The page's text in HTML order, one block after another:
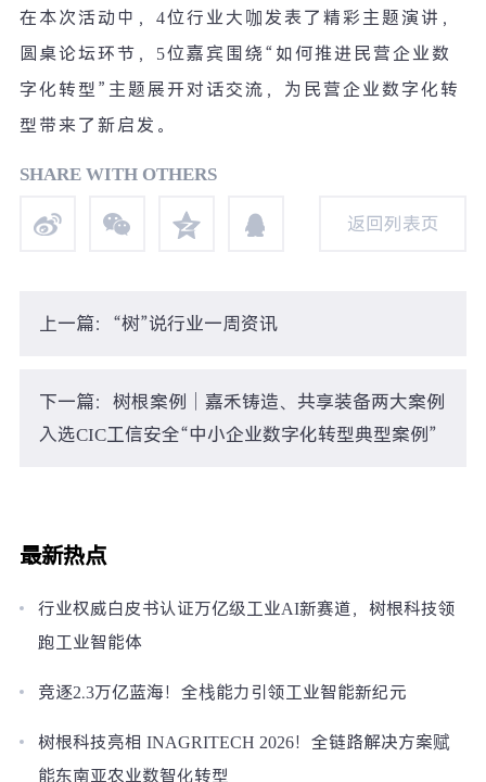
在本次活动中， 4位行业大咖发表了精彩主题演讲，
圆桌论坛环节， 5位嘉宾围绕 “ 如何推进民营企业数
字化转型 ” 主题展开对话交流，为民营企业数字化转
型带来了新启发。
SHARE WITH OTHERS
返回列表页
上一篇：“树”说行业一周资讯
下一篇：树根案例｜嘉禾铸造、共享装备两大案例
入选CIC工信安全“中小企业数字化转型典型案例”
最新热点
行业权威白皮书认证万亿级工业AI新赛道，树根科技领
跑工业智能体
竞逐2.3万亿蓝海！全栈能力引领工业智能新纪元
树根科技亮相 INAGRITECH 2026！全链路解决方案赋
能东南亚农业数智化转型